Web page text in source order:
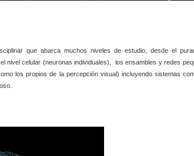
que abarca muchos niveles de estudio, desde el
nivel celular (neuronas individuales), los ensambles y redes
los propios de la percepción visual) incluyendo sistemas